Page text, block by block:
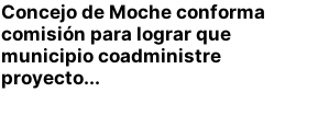
Concejo de Moche conforma
comisión para lograr que
municipio coadministre
proyecto...